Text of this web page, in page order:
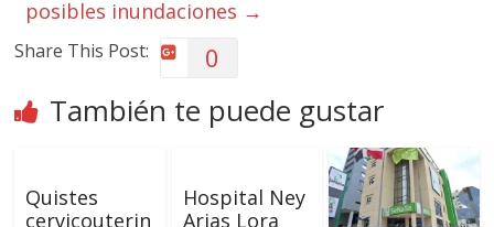
posibles inundaciones →
Share This Post: 0
También te puede gustar
Quistes
cervicouterin
Hospital Ney
Arias Lora